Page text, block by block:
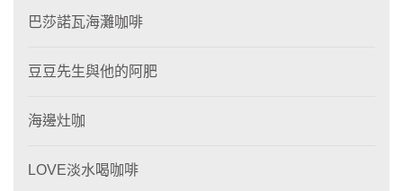
巴莎諾瓦海灘咖啡
豆豆先生與他的阿肥
海邊灶咖
LOVE淡水喝咖啡